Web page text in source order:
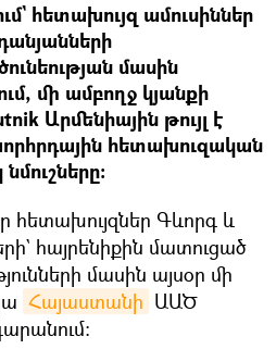
հետախույզ ամուսիններ
մասին
մի ամբողջ կյանքի
Արմենիային թույլ է
հետախուզական
հետախույզներ Գևորգ և
հայրենիքին մատուցած
մասին այսօր մի
Հայաստանի ԱԱԾ